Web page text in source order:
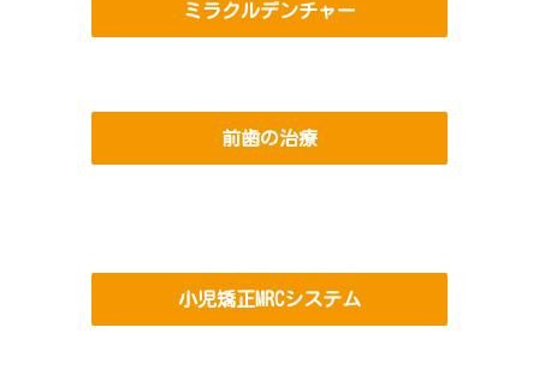
ミラクルデンチャー
前歯の治療
小児矯正MRCシステム